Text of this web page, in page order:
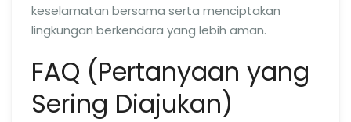
keselamatan bersama serta menciptakan
lingkungan berkendara yang lebih aman.
FAQ (Pertanyaan yang
Sering Diajukan)